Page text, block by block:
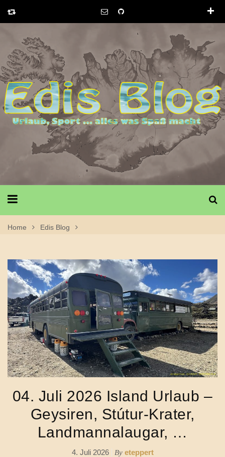
Home
Edis Blog
04. Juli 2026 Island Urlaub –
Geysiren, Stútur-Krater,
Landmannalaugar, …
4. Juli 2026 By eteppert